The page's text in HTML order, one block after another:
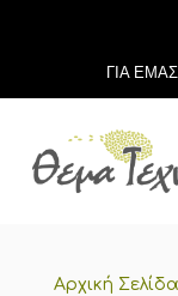
ΓΙΑ ΕΜΑΣ
Αρχική Σελίδα